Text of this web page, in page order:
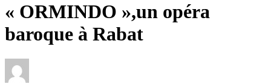
« ORMINDO »,un opéra
baroque à Rabat